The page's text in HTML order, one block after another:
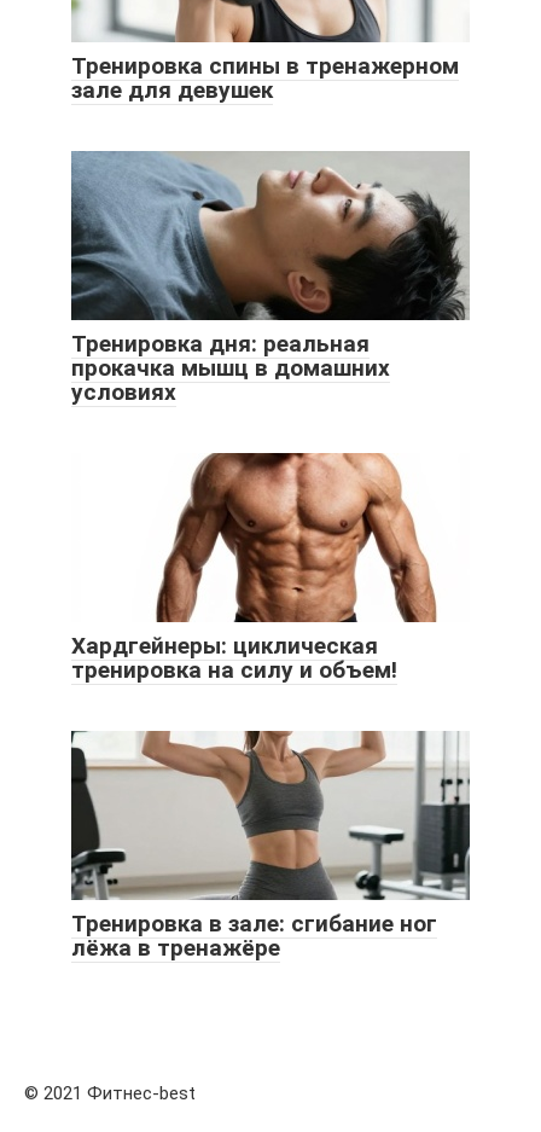
Тренировка спины в тренажерном
зале для девушек
Тренировка дня: реальная
прокачка мышц в домашних
условиях
Хардгейнеры: циклическая
тренировка на силу и объем!
Тренировка в зале: сгибание ног
лёжа в тренажёре
© 2021 Фитнес-best